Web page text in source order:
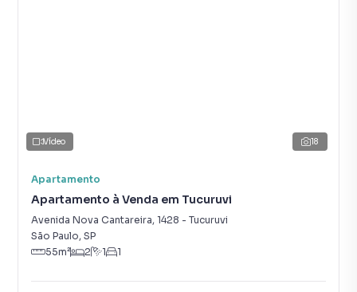
18
Vídeo
Apartamento
Apartamento à Venda em Tucuruvi
Avenida Nova Cantareira, 1428 - Tucuruvi
São Paulo, SP
55m² 2 1 1